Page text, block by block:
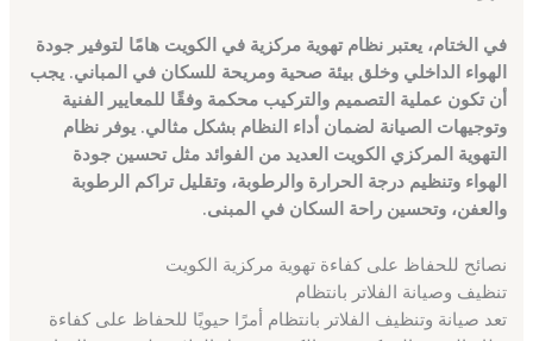
في الختام، يعتبر نظام تهوية مركزية في الكويت هامًا لتوفير جودة
الهواء الداخلي وخلق بيئة صحية ومريحة للسكان في المباني. يجب
أن تكون عملية التصميم والتركيب محكمة وفقًا للمعايير الفنية
وتوجيهات الصيانة لضمان أداء النظام بشكل مثالي. يوفر نظام
التهوية المركزي الكويت العديد من الفوائد مثل تحسين جودة
الهواء وتنظيم درجة الحرارة والرطوبة، وتقليل تراكم الرطوبة
والعفن، وتحسين راحة السكان في المبنى.
نصائح للحفاظ على كفاءة تهوية مركزية الكويت
تنظيف وصيانة الفلاتر بانتظام
تعد صيانة وتنظيف الفلاتر بانتظام أمرًا حيويًا للحفاظ على كفاءة